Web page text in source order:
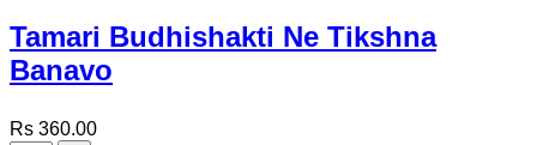
Tamari Budhishakti Ne Tikshna
Banavo
Rs 360.00